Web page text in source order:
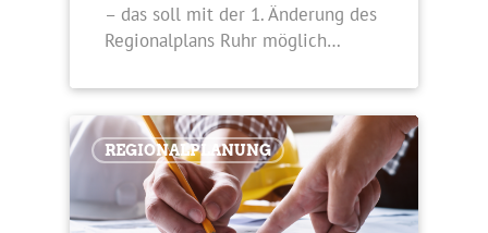
– das soll mit der 1. Ände­rung des
Regio­nal­plans Ruhr möglich…
REGIO­NAL­PLA­NUNG